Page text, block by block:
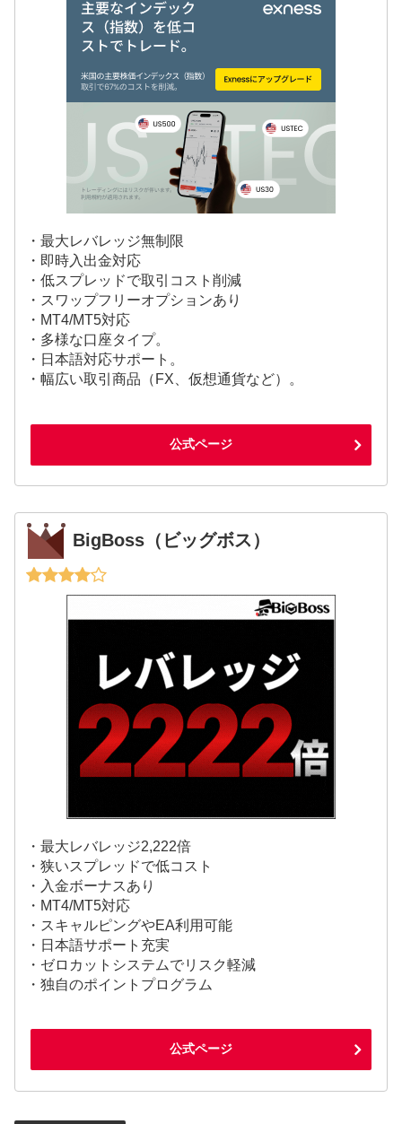
・最大レバレッジ無制限
・即時入出金対応
・低スプレッドで取引コスト削減
・スワップフリーオプションあり
・MT4/MT5対応
・多様な口座タイプ。
・日本語対応サポート。
・幅広い取引商品（FX、仮想通貨など）。
公式ページ
BigBoss（ビッグボス）
・最大レバレッジ2,222倍
・狭いスプレッドで低コスト
・入金ボーナスあり
・MT4/MT5対応
・スキャルピングやEA利用可能
・日本語サポート充実
・ゼロカットシステムでリスク軽減
・独自のポイントプログラム
公式ページ